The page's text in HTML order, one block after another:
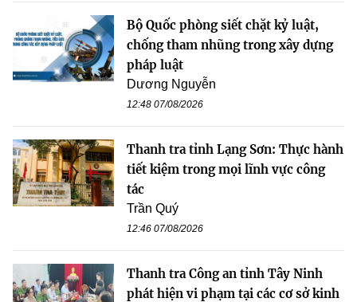
Bộ Quốc phòng siết chặt kỷ luật,
chống tham nhũng trong xây dựng
pháp luật
Dương Nguyễn
12:48 07/08/2026
Thanh tra tỉnh Lạng Sơn: Thực hành
tiết kiệm trong mọi lĩnh vực công
tác
Trần Quý
12:46 07/08/2026
Thanh tra Công an tỉnh Tây Ninh
phát hiện vi phạm tại các cơ sở kinh